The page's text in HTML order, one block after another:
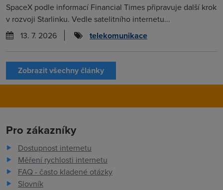
SpaceX podle informací Financial Times připravuje další krok
v rozvoji Starlinku. Vedle satelitního internetu...
13. 7. 2026
telekomunikace
Zobrazit všechny články
Pro zákazníky
Dostupnost internetu
Měření rychlosti internetu
FAQ - často kladené otázky
Slovník